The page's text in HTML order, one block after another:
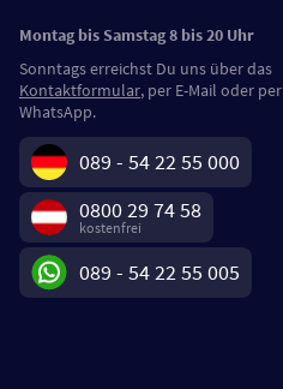
Montag bis Samstag 8 bis 20 Uhr
Sonntags erreichst Du uns über das
Kontaktformular, per E-Mail oder per
WhatsApp.
089 - 54 22 55 000
0800 29 74 58
kostenfrei
089 - 54 22 55 005